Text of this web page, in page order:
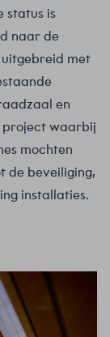
status is
naar de
uitgebreid met
en
project waarbij
mochten
de beveiliging,
installaties.